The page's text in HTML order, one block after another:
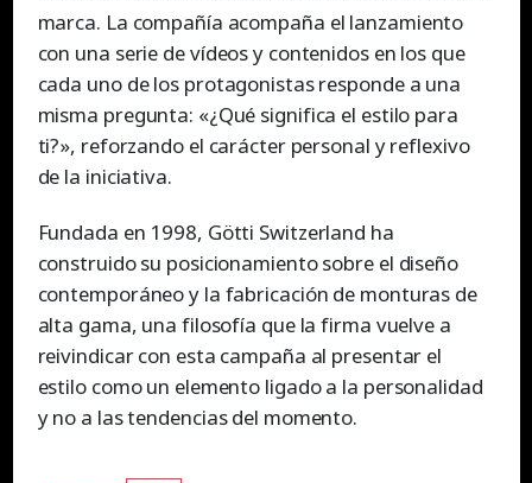
marca. La compañía acompaña el lanzamiento
con una serie de vídeos y contenidos en los que
cada uno de los protagonistas responde a una
misma pregunta: «¿Qué significa el estilo para
ti?», reforzando el carácter personal y reflexivo
de la iniciativa.
Fundada en 1998, Götti Switzerland ha
construido su posicionamiento sobre el diseño
contemporáneo y la fabricación de monturas de
alta gama, una filosofía que la firma vuelve a
reivindicar con esta campaña al presentar el
estilo como un elemento ligado a la personalidad
y no a las tendencias del momento.